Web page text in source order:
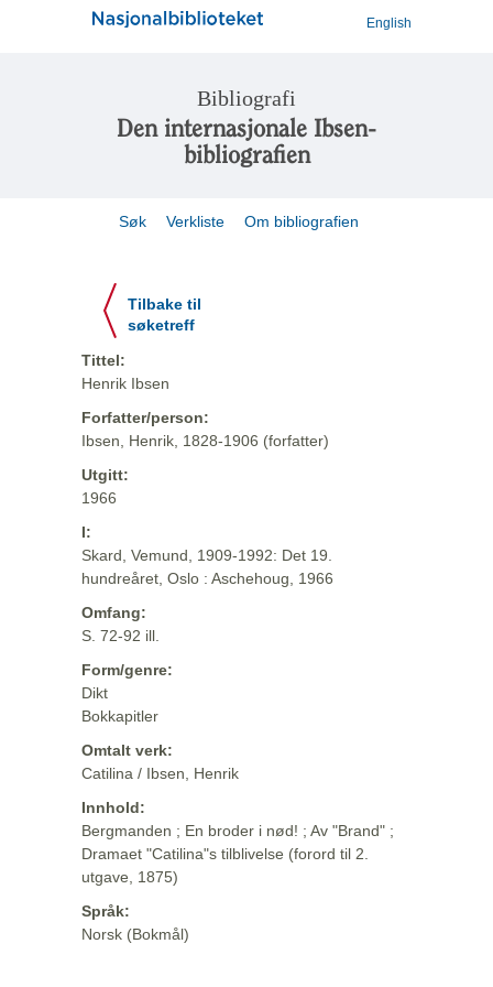
English
Bibliografi
Den internasjonale Ibsen-
bibliografien
Søk Verkliste Om bibliografien
Tilbake til
søketreff
Tittel:
Henrik Ibsen
Forfatter/person:
Ibsen, Henrik, 1828-1906 (forfatter)
Utgitt:
1966
I:
Skard, Vemund, 1909-1992: Det 19.
hundreåret, Oslo : Aschehoug, 1966
Omfang:
S. 72-92 ill.
Form/genre:
Dikt
Bokkapitler
Omtalt verk:
Catilina / Ibsen, Henrik
Innhold:
Bergmanden ; En broder i nød! ; Av "Brand" ;
Dramaet "Catilina"s tilblivelse (forord til 2.
utgave, 1875)
Språk:
Norsk (Bokmål)